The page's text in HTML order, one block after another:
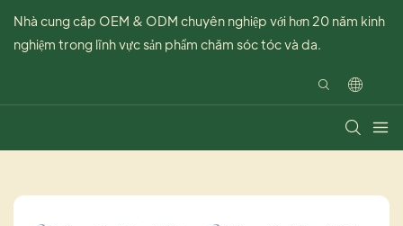
Nhà cung cấp OEM & ODM chuyên nghiệp với hơn 20 năm kinh
nghiệm trong lĩnh vực sản phẩm chăm sóc tóc và da.